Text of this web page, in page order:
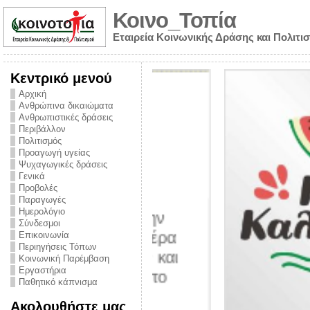
Κοινο_Τοπία
Εταιρεία Κοινωνικής Δράσης και
Κεντρικό μενού
Αρχική
Ανθρώπινα δικαιώματα
Ανθρωπιστικές δράσεις
Περιβάλλον
Πολιτισμός
Προαγωγή υγείας
Ψυχαγωγικές δράσεις
Γενικά
Προβολές
Παραγωγές
Ημερολόγιο
Σύνδεσμοι
Επικοινωνία
Περιηγήσεις Τόπων
Κοινωνική Παρέμβαση
Εργαστήρια
Παθητικό κάπνισμα
Ακολουθήστε μας
από την
την ημέρα
και
στο